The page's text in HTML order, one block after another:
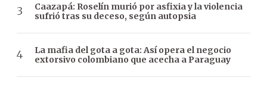
Caazapá: Roselín murió por asfixia y la violencia
sufrió tras su deceso, según autopsia
La mafia del gota a gota: Así opera el negocio
extorsivo colombiano que acecha a Paraguay